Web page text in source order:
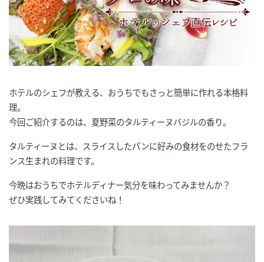
ホテルのシェフが教える、おうちでもさっと簡単に作れる本格料
理。
今回ご紹介するのは、夏野菜のタルティーヌバジルの香り。
タルティーヌとは、スライスしたパンに好みの食材をのせたフラ
ンス生まれの料理です。
今晩はおうちでホテルディナー気分を味わってみませんか？
ぜひ実践してみてくださいね！